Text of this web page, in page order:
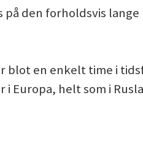
på den forholdsvis
blot en enkelt time i
Europa, helt som i